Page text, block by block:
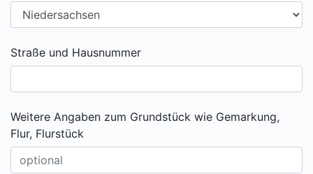
Straße und Hausnummer
Weitere Angaben zum Grundstück wie Gemarkung,
Flur, Flurstück